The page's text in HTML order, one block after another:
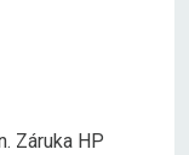
Záruka HP